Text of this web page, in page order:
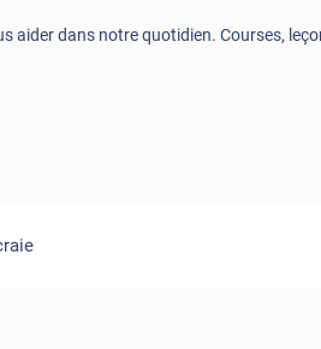
aider dans notre quotidien. Courses,